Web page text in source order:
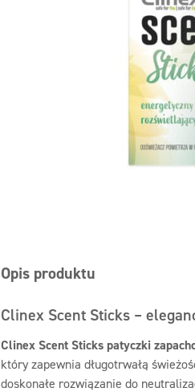
Opis produktu
Clinex Scent Sticks –
Clinex Scent Sticks patyczki
który zapewnia długotrwałą
doskonałe rozwiązanie do